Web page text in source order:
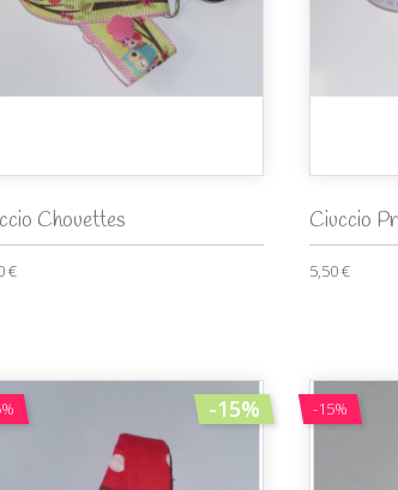
Chouettes
€
Ciuccio
5,50 €
-15% -15%